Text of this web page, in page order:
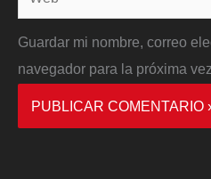
Guardar mi nombre, correo
navegador para la próxima